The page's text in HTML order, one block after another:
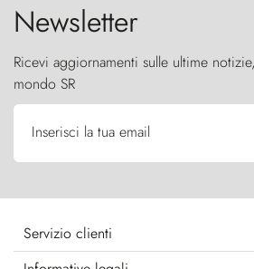
Newsletter
Ricevi aggiornamenti sulle ultime
mondo SR
Inserisci la tua email
Servizio clienti